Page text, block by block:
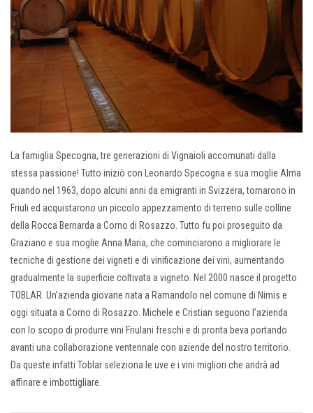
La famiglia Specogna, tre generazioni di Vignaioli accomunati dalla
stessa passione! Tutto iniziò con Leonardo Specogna e sua moglie Alma
quando nel 1963, dopo alcuni anni da emigranti in Svizzera, tornarono in
Friuli ed acquistarono un piccolo appezzamento di terreno sulle colline
della Rocca Bernarda a Corno di Rosazzo. Tutto fu poi proseguito da
Graziano e sua moglie Anna Maria, che cominciarono a migliorare le
tecniche di gestione dei vigneti e di vinificazione dei vini, aumentando
gradualmente la superficie coltivata a vigneto. Nel 2000 nasce il progetto
TOBLAR. Un’azienda giovane nata a Ramandolo nel comune di Nimis e
oggi situata a Corno di Rosazzo. Michele e Cristian seguono l’azienda
con lo scopo di produrre vini Friulani freschi e di pronta beva portando
avanti una collaborazione ventennale con aziende del nostro territorio.
Da queste infatti Toblar seleziona le uve e i vini migliori che andrà ad
affinare e imbottigliare.